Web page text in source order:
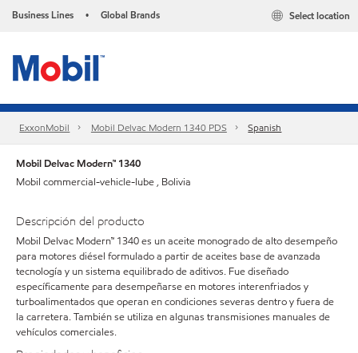
Business Lines • Global Brands Select location
ExxonMobil Mobil Delvac Modern 1340 PDS Spanish
Mobil Delvac Modern™ 1340
Mobil commercial-vehicle-lube , Bolivia
Descripción del producto
Mobil Delvac Modern™ 1340 es un aceite monogrado de alto desempeño
para motores diésel formulado a partir de aceites base de avanzada
tecnología y un sistema equilibrado de aditivos. Fue diseñado
específicamente para desempeñarse en motores interenfriados y
turboalimentados que operan en condiciones severas dentro y fuera de
la carretera. También se utiliza en algunas transmisiones manuales de
vehículos comerciales.